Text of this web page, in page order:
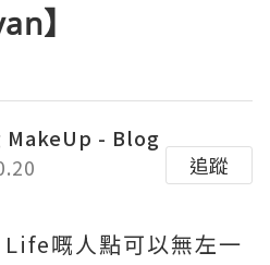
】
MakeUp - Blog
追蹤
嘅人點可以無左一